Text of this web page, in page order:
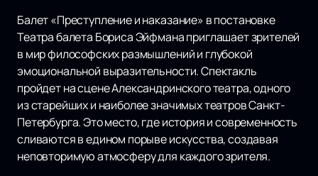
Балет «Преступление и наказание» в постановке
Театра балета Бориса Эйфмана приглашает зрителей
в мир философских размышлений и глубокой
эмоциональной выразительности. Спектакль
пройдет на сцене Александринского театра, одного
из старейших и наиболее значимых театров Санкт-
Петербурга. Это место, где история и современность
сливаются в едином порыве искусства, создавая
неповторимую атмосферу для каждого зрителя.